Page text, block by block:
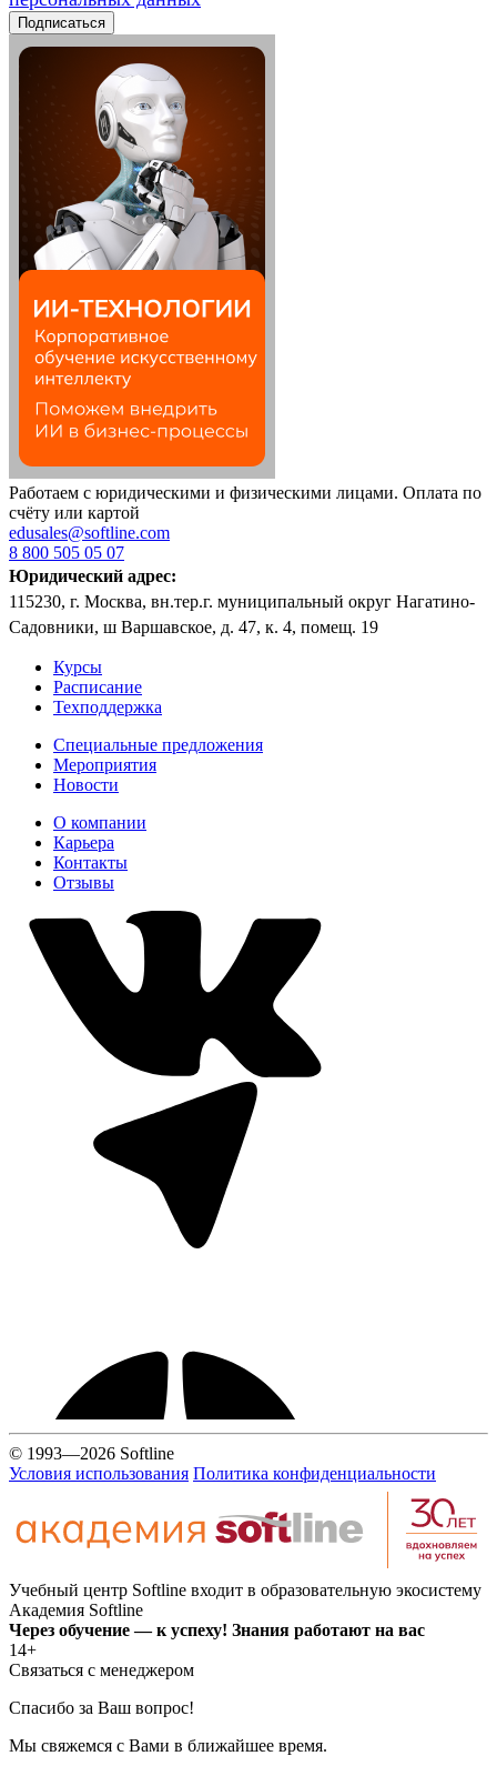
Работаем с юридическими и физическими лицами. Оплата по
счёту или картой
edusales@softline.com
8 800 505 05 07
Юридический адрес:
115230, г. Москва, вн.тер.г. муниципальный округ Нагатино-
Садовники, ш Варшавское, д. 47, к. 4, помещ. 19
Курсы
Расписание
Техподдержка
Специальные предложения
Мероприятия
Новости
О компании
Карьера
Контакты
Отзывы
© 1993—2026 Softline
Условия использования Политика конфиденциальности
Учебный центр Softline входит в образовательную экосистему
Академия Softline
Через обучение — к успеху! Знания работают на вас
14+
Связаться с менеджером
Спасибо за Ваш вопрос!
Мы свяжемся с Вами в ближайшее время.